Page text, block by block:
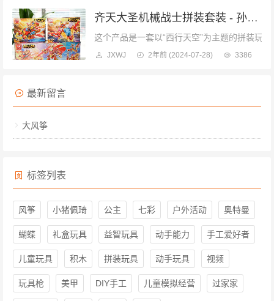
齐天大圣机械战士拼装套装 - 孙悟空主题，炫酷变形，动手动脑
这个产品是一套以“西行天空”为主题的拼装玩
JXWJ 2年前 (2024-07-28) 3386
最新留言
大风筝
标签列表
风筝 小猪佩琦 公主 七彩 户外活动 奥特曼
蝴蝶 礼盒玩具 益智玩具 动手能力 手工爱好者
儿童玩具 积木 拼装玩具 动手玩具 视频
玩具枪 美甲 DIY手工 儿童模拟经营 过家家